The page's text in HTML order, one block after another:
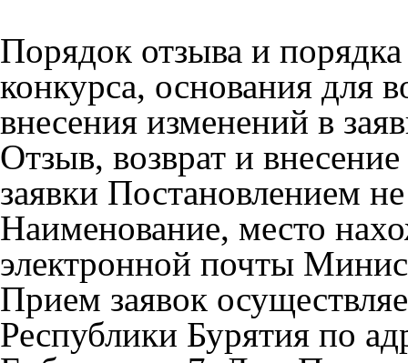
Порядок отзыва и порядка
конкурса, основания для
внесения изменений в
Отзыв, возврат и
заявки Постановлением
Наименование, место
электронной почты
Прием заявок
Республики Бурятия по